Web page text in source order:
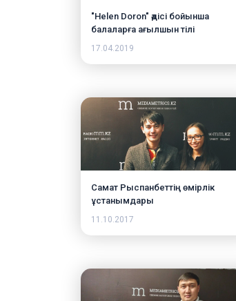
"Helen Doron" әдісі бойынша
балаларға ағылшын тілі
17.04.2019
Самат Рыспанбеттің өмірлік
ұстанымдары
11.10.2017